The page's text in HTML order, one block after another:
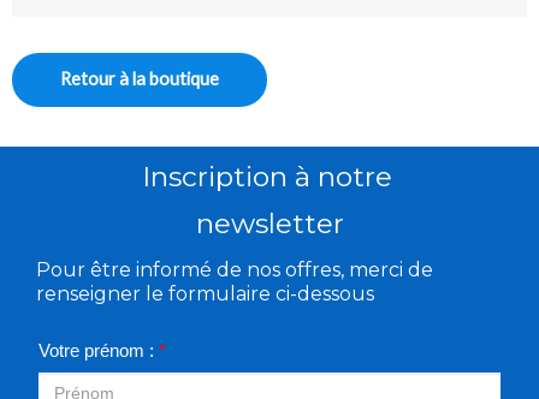
Retour à la boutique
Inscription à notre
newsletter
Pour être informé de nos offres, merci de
renseigner le formulaire ci-dessous
Votre prénom : *